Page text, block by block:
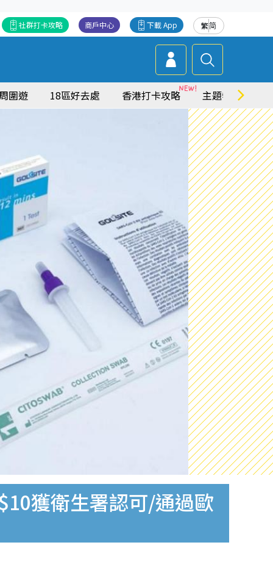
繁简
下載 App
商戶中心
社群打卡攻略
圍遊 18區好去處 香港打卡攻略 主題特集
獲衛生署認可/通過歐